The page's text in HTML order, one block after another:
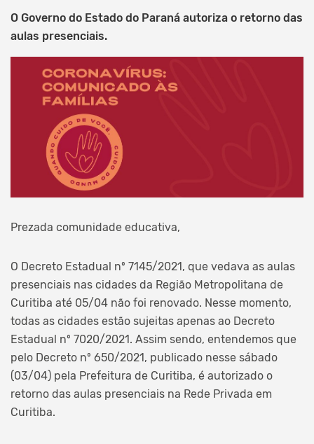
O Governo do Estado do Paraná autoriza o retorno das
aulas presenciais.
Prezada comunidade educativa,
O Decreto Estadual nº 7145/2021, que vedava as aulas
presenciais nas cidades da Região Metropolitana de
Curitiba até 05/04 não foi renovado. Nesse momento,
todas as cidades estão sujeitas apenas ao Decreto
Estadual nº 7020/2021. Assim sendo, entendemos que
pelo Decreto nº 650/2021, publicado nesse sábado
(03/04) pela Prefeitura de Curitiba, é autorizado o
retorno das aulas presenciais na Rede Privada em
Curitiba.